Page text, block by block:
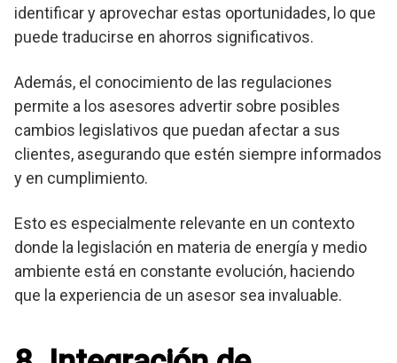
identificar y aprovechar estas oportunidades, lo que
puede traducirse en ahorros significativos.
Además, el conocimiento de las regulaciones
permite a los asesores advertir sobre posibles
cambios legislativos que puedan afectar a sus
clientes, asegurando que estén siempre informados
y en cumplimiento.
Esto es especialmente relevante en un contexto
donde la legislación en materia de energía y medio
ambiente está en constante evolución, haciendo
que la experiencia de un asesor sea invaluable.